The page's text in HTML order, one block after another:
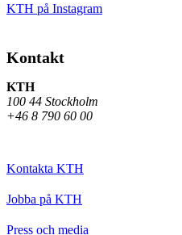
KTH på Instagram
Kontakt
KTH
100 44 Stockholm
+46 8 790 60 00
Kontakta KTH
Jobba på KTH
Press och media